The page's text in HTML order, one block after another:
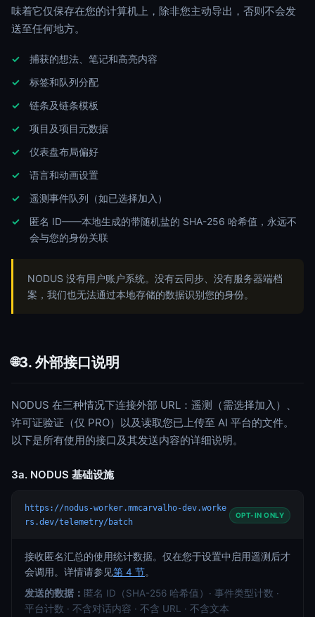
味着它仅保存在您的计算机上，除非您主动导出，否则不会发
送至任何地方。
捕获的想法、笔记和高亮内容
标签和队列分配
链条及链条模板
项目及项目元数据
仪表盘布局偏好
语言和动画设置
遥测事件队列（如已选择加入）
匿名 ID——本地生成的带随机盐的 SHA-256 哈希值，永远不
会与您的身份关联
NODUS 没有用户账户系统。没有云同步、没有服务器端档
案，我们也无法通过本地存储的数据识别您的身份。
🌐3. 外部接口说明
NODUS 在三种情况下连接外部 URL：遥测（需选择加入）、
许可证验证（仅 PRO）以及读取您已上传至 AI 平台的文件。
以下是所有使用的接口及其发送内容的详细说明。
3a. NODUS 基础设施
https://nodus-worker.mmcarvalho-dev.worke
rs.dev/telemetry/batch
OPT-IN ONLY
接收匿名汇总的使用统计数据。仅在您于设置中启用遥测后才
会调用。详情请参见第 4 节。
发送的数据： 匿名 ID（SHA-256 哈希值）· 事件类型计数 ·
平台计数 · 不含对话内容 · 不含 URL · 不含文本